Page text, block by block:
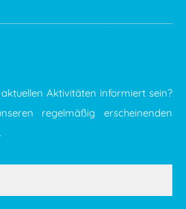
Aktivitäten informiert sein?
regelmäßig erscheinenden